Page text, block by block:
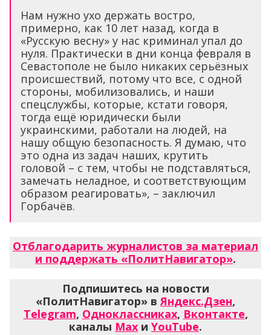
Нам нужно ухо держать востро,
примерно, как 10 лет назад, когда в
«Русскую весну» у нас криминал упал до
нуля. Практически в дни конца февраля в
Севастополе не было никаких серьёзных
происшествий, потому что все, с одной
стороны, мобилизовались, и наши
спецслужбы, которые, кстати говоря,
тогда ещё юридически были
украинскими, работали на людей, на
нашу общую безопасность. Я думаю, что
это одна из задач наших, крутить
головой – с тем, чтобы не подставляться,
замечать неладное, и соответствующим
образом реагировать», – заключил
Горбачёв.
Отблагодарить журналистов за материал
и поддержать «ПолитНавигатор».
Подпишитесь на новости
«ПолитНавигатор» вЯндекс.Дзен,
Telegram, Одноклассниках, Вконтакте,
каналы Max и YouTube.